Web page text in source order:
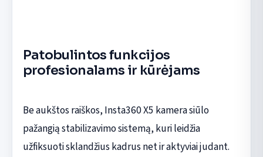
Patobulintos funkcijos
profesionalams ir kūrėjams
Be aukštos raiškos, Insta360 X5 kamera siūlo
pažangią stabilizavimo sistemą, kuri leidžia
užfiksuoti sklandžius kadrus net ir aktyviai judant.